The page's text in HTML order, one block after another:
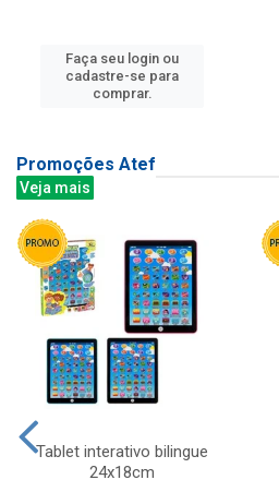
Faça seu login ou
cadastre-se para
comprar.
Promoções Atef
Veja mais
Tablet interativo bilingue
24x18cm